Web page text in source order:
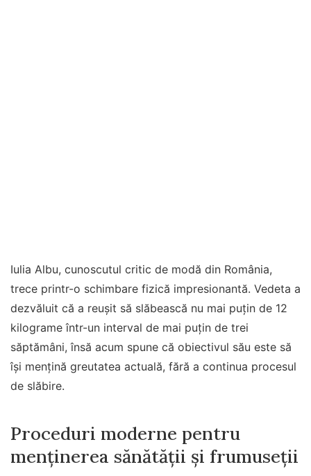
Iulia Albu, cunoscutul critic de modă din România,
trece printr-o schimbare fizică impresionantă. Vedeta a
dezvăluit că a reușit să slăbească nu mai puțin de 12
kilograme într-un interval de mai puțin de trei
săptămâni, însă acum spune că obiectivul său este să
își mențină greutatea actuală, fără a continua procesul
de slăbire.
Proceduri moderne pentru
menținerea sănătății și frumuseții